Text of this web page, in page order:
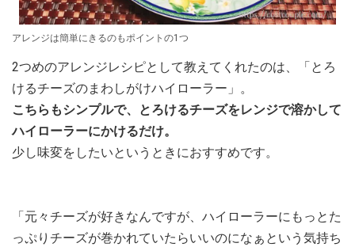
アレンジは簡単にきるのもポイントの1つ
2つめのアレンジレシピとして教えてくれたのは、「とろ
けるチーズのまわしがけハイローラー」。
こちらもシンプルで、とろけるチーズをレンジで溶かして
ハイローラーにかけるだけ。
少し味変をしたいというときにおすすめです。
「元々チーズが好きなんですが、ハイローラーにもっとた
っぷりチーズが巻かれていたらいいのになぁという気持ち